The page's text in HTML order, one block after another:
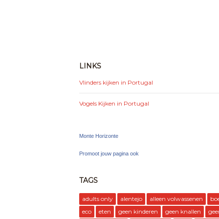
LINKS
Vlinders kijken in Portugal
Vogels Kijken in Portugal
Monte Horizonte
Promoot jouw pagina ook
TAGS
adults only alentejo alleen volwassenen
eco
eten geen kinderen geen knallen